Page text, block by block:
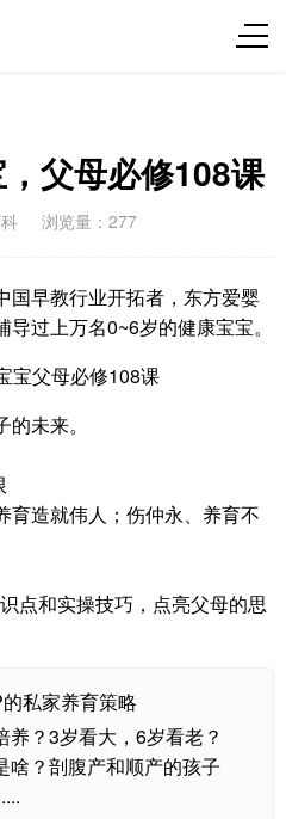
父母必修108课
浏览量：277
国早教行业开拓者，东方爱婴
过上万名0~6岁的健康宝宝。
未来。
育造就伟人；伤仲永、养育不
点和实操技巧，点亮父母的思
私家养育策略
？3岁看大，6岁看老？
啥？剖腹产和顺产的孩子